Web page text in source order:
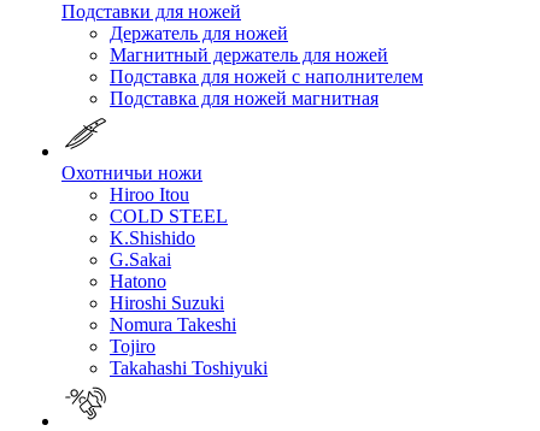
Подставки для ножей
Держатель для ножей
Магнитный держатель для ножей
Подставка для ножей с наполнителем
Подставка для ножей магнитная
Охотничьи ножи
Hiroo Itou
COLD STEEL
K.Shishido
G.Sakai
Hatono
Hiroshi Suzuki
Nomura Takeshi
Tojiro
Takahashi Toshiyuki